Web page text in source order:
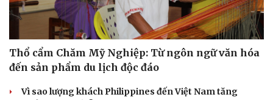
Du lịch
Podcast
Thổ cẩm Chăm Mỹ Nghiệp: Từ ngôn ngữ văn hóa
đến sản phẩm du lịch độc đáo
Vì sao lượng khách Philippines đến Việt Nam tăng